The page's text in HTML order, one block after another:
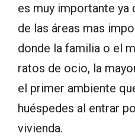
es muy importante ya
de las áreas mas
donde la familia o el
ratos de ocio, la
el primer ambiente
huéspedes al entrar
vivienda.